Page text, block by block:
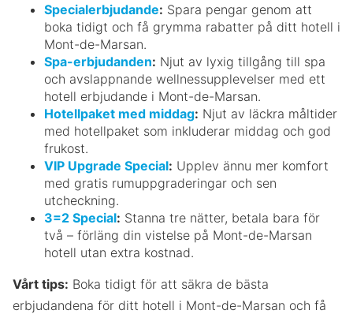
Specialerbjudande: Spara pengar genom att
boka tidigt och få grymma rabatter på ditt hotell i
Mont-de-Marsan.
Spa-erbjudanden: Njut av lyxig tillgång till spa
och avslappnande wellnessupplevelser med ett
hotell erbjudande i Mont-de-Marsan.
Hotellpaket med middag: Njut av läckra måltider
med hotellpaket som inkluderar middag och god
frukost.
VIP Upgrade Special: Upplev ännu mer komfort
med gratis rumuppgraderingar och sen
utcheckning.
3=2 Special: Stanna tre nätter, betala bara för
två – förläng din vistelse på Mont-de-Marsan
hotell utan extra kostnad.
Vårt tips: Boka tidigt för att säkra de bästa
erbjudandena för ditt hotell i Mont-de-Marsan och få